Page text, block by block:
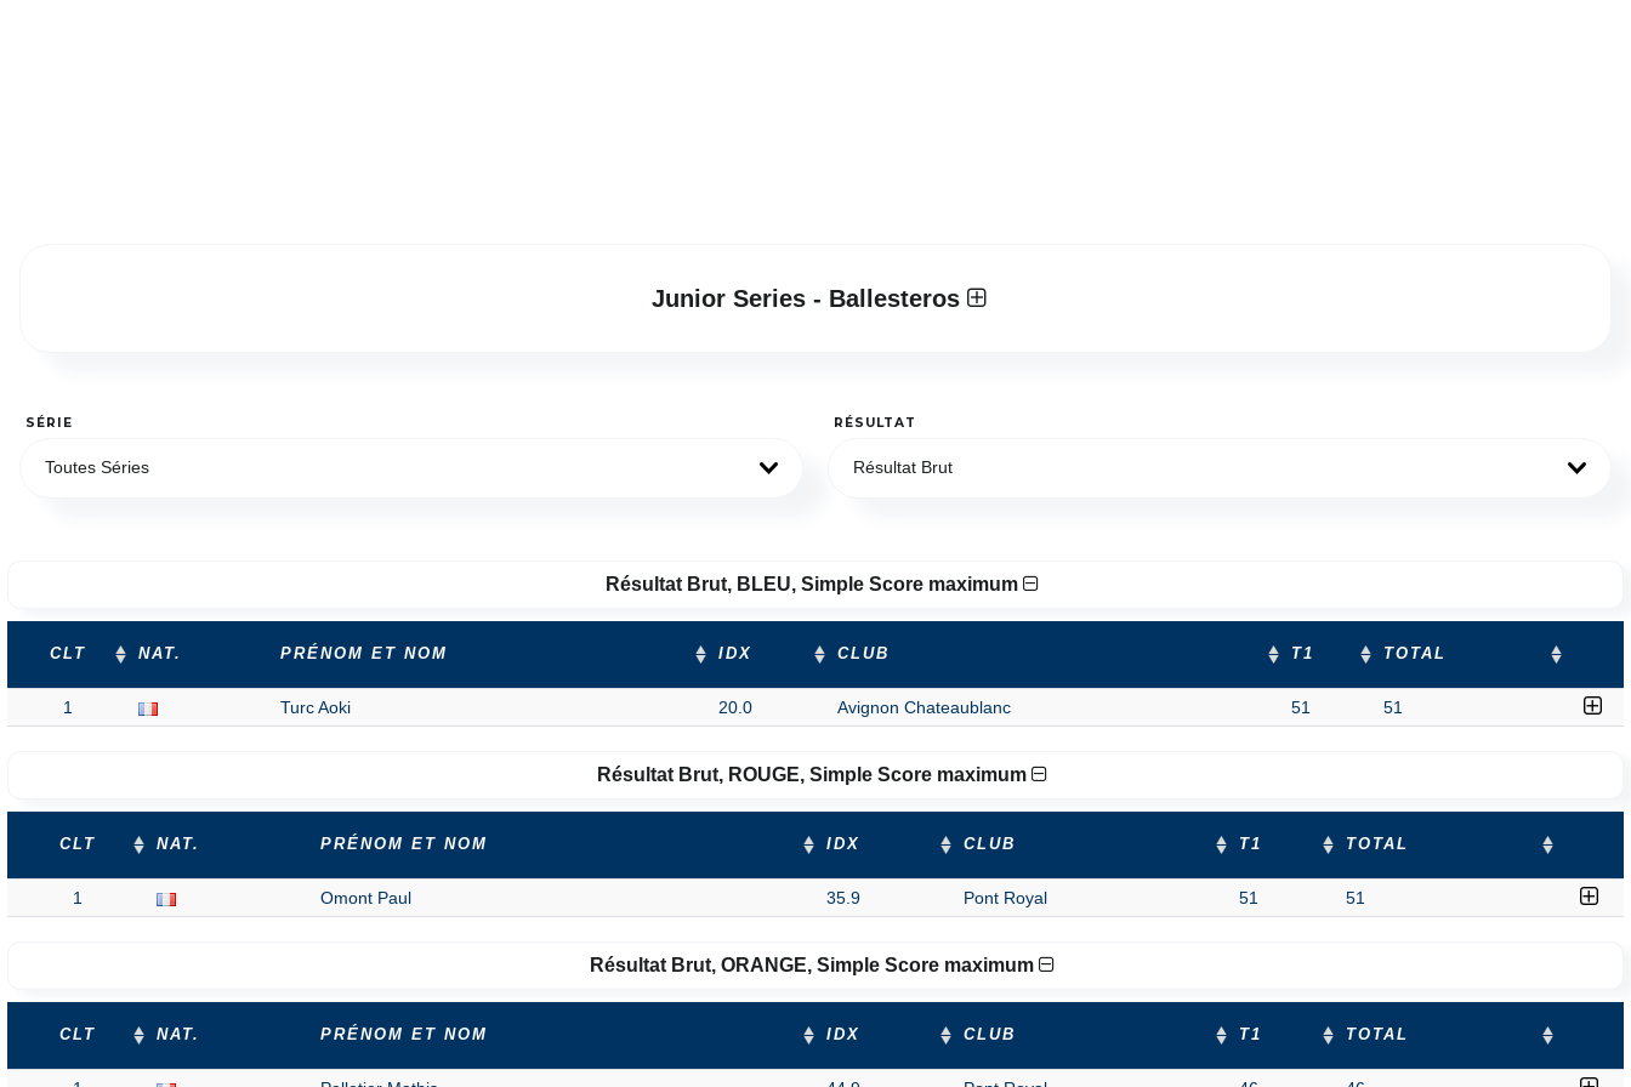
Junior Series - Ballesteros
SÉRIE
Toutes Séries
RÉSULTAT
Résultat Brut
Résultat Brut, BLEU, Simple Score maximum
CLT NAT. PRÉNOM ET NOM IDX CLUB T1 TOTAL
1 Turc Aoki 20.0 Avignon Chateaublanc 51 51
Résultat Brut, ROUGE, Simple Score maximum
CLT NAT. PRÉNOM ET NOM IDX CLUB T1 TOTAL
1 Omont Paul 35.9 Pont Royal 51 51
Résultat Brut, ORANGE, Simple Score maximum
CLT NAT. PRÉNOM ET NOM IDX CLUB T1 TOTAL